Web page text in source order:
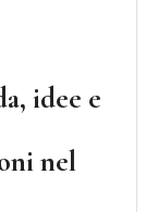
idee e
nel